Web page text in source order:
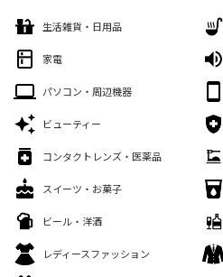
生活雑貨・日用品
家電
パソコン・周辺機器
ビューティー
コンタクトレンズ・医薬品
スイーツ・お菓子
ビール・洋酒
レディースファッション